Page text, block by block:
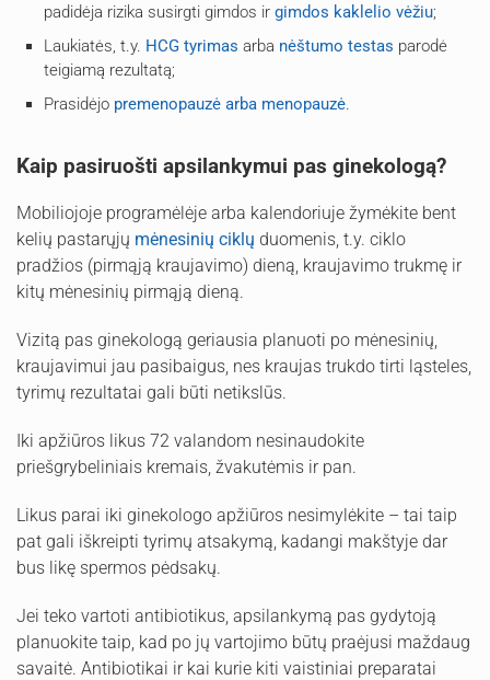
padidėja rizika susirgti gimdos ir gimdos kaklelio vėžiu;
Laukiatės, t.y. HCG tyrimas arba nėštumo testas parodė
teigiamą rezultatą;
Prasidėjo premenopauzė arba menopauzė.
Kaip pasiruošti apsilankymui pas ginekologą?
Mobiliojoje programėlėje arba kalendoriuje žymėkite bent
kelių pastarųjų mėnesinių ciklų duomenis, t.y. ciklo
pradžios (pirmąją kraujavimo) dieną, kraujavimo trukmę ir
kitų mėnesinių pirmąją dieną.
Vizitą pas ginekologą geriausia planuoti po mėnesinių,
kraujavimui jau pasibaigus, nes kraujas trukdo tirti ląsteles,
tyrimų rezultatai gali būti netikslūs.
Iki apžiūros likus 72 valandom nesinaudokite
priešgrybeliniais kremais, žvakutėmis ir pan.
Likus parai iki ginekologo apžiūros nesimylėkite – tai taip
pat gali iškreipti tyrimų atsakymą, kadangi makštyje dar
bus likę spermos pėdsakų.
Jei teko vartoti antibiotikus, apsilankymą pas gydytoją
planuokite taip, kad po jų vartojimo būtų praėjusi maždaug
savaitė. Antibiotikai ir kai kurie kiti vaistiniai preparatai